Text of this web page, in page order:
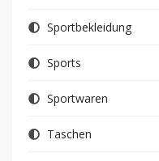
Sportbekleidung
Sports
Sportwaren
Taschen